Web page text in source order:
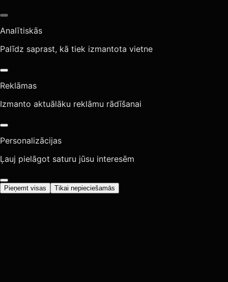
Analītiskās
Palīdz saprast, kā tiek izmantota vietne
Reklāmas
Izmanto aktuālāku reklāmu rādīšanai
Personalizācijas
Ļauj pielāgot saturu jūsu interesēm
Pieņemt visas Tikai nepieciešamās